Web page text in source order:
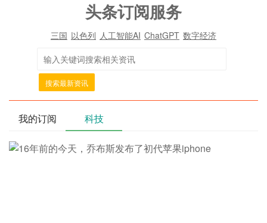
头条订阅服务
三国 以色列 人工智能AI ChatGPT 数字经济
搜索最新资讯
我的订阅 科技